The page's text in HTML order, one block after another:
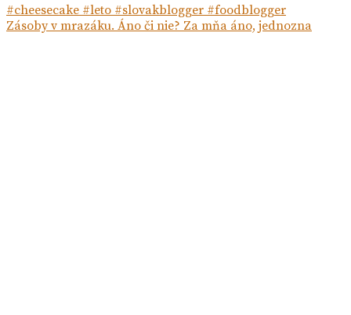
Zásoby v mrazáku. Áno či nie? Za mňa áno, jednozna